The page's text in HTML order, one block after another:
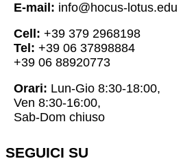
E-mail: info@hocus-lotus.edu
Cell: +39 379 2968198
Tel: +39 06 37898884
+39 06 88920773
Orari: Lun-Gio 8:30-18:00,
Ven 8:30-16:00,
Sab-Dom chiuso
SEGUICI SU